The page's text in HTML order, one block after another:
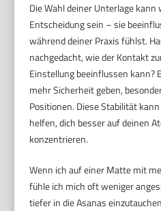
Die Wahl deiner Unterlage
Entscheidung sein – sie
während deiner Praxis fühlst.
nachgedacht, wie der Kontakt
Einstellung beeinflussen kann?
mehr Sicherheit geben,
Positionen. Diese Stabilität
helfen, dich besser auf deinen
konzentrieren.
Wenn ich auf einer Matte mit
fühle ich mich oft weniger
tiefer in die Asanas